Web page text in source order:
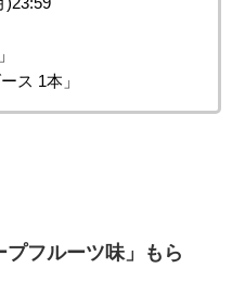
ス 1本」
プフルーツ味」もら